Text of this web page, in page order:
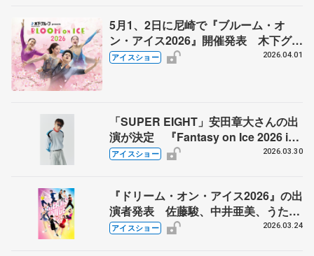
5月1、2日に尼崎で『ブルーム・オ
ン・アイス2026』開催発表 木下グル
ープ主催、りくりゅうや千葉百音、島
アイスショー 2026.04.01
「SUPER EIGHT」安田章大さんの出
演が決定 『Fantasy on Ice 2026 in
MAKUHARI』
アイスショー 2026.03.30
『ドリーム・オン・アイス2026』の出
演者発表 佐藤駿、中井亜美、うたま
さ、青木祐奈ら…総勢17組
アイスショー 2026.03.24